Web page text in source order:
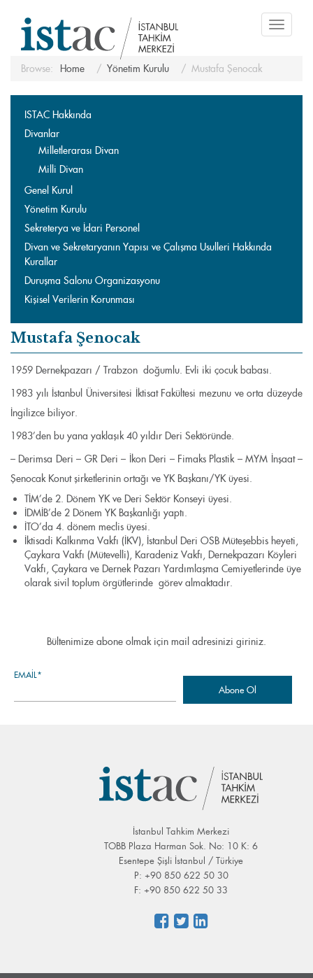
Toggle
Browse: Home Yönetim Kurulu Mustafa Şenocak
ISTAC Hakkında
Divanlar
Milletlerarası Divan
Milli Divan
Genel Kurul
Yönetim Kurulu
Sekreterya ve İdari Personel
Divan ve Sekretaryanın Yapısı ve Çalışma Usulleri Hakkında
Kurallar
Duruşma Salonu Organizasyonu
Kişisel Verilerin Korunması
Mustafa Şenocak
1959 Dernekpazarı / Trabzon doğumlu. Evli iki çocuk babası.
1983 yılı İstanbul Üniversitesi İktisat Fakültesi mezunu ve orta düzeyde
İngilizce biliyor.
1983’den bu yana yaklaşık 40 yıldır Deri Sektöründe.
– Derimsa Deri – GR Deri – İkon Deri – Fimaks Plastik – MYM İnşaat –
Şenocak Konut şirketlerinin ortağı ve YK Başkanı/YK üyesi.
TİM’de 2. Dönem YK ve Deri Sektör Konseyi üyesi.
İDMİB’de 2 Dönem YK Başkanlığı yaptı.
İTO’da 4. dönem meclis üyesi.
İktisadi Kalkınma Vakfı (İKV), İstanbul Deri OSB Müteşebbis heyeti,
Çaykara Vakfı (Mütevelli), Karadeniz Vakfı, Dernekpazarı Köyleri
Vakfı, Çaykara ve Dernek Pazarı Yardımlaşma Cemiyetlerinde üye
olarak sivil toplum örgütlerinde görev almaktadır.
Bültenimize abone olmak için mail adresinizi giriniz.
EMAIL*
İstanbul Tahkim Merkezi
TOBB Plaza Harman Sok. No: 10 K: 6
Esentepe Şişli İstanbul / Türkiye
P: +90 850 622 50 30
F: +90 850 622 50 33